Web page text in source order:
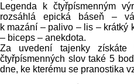
Legenda k čtyřpísmenným
rozsáhlá epická báseň –
k mazání – palivo – lis – krátký
– biceps – anekdota.
Za uvedení tajenky
čtyřpísmenných slov také 5
dne, ke kterému se pranostika